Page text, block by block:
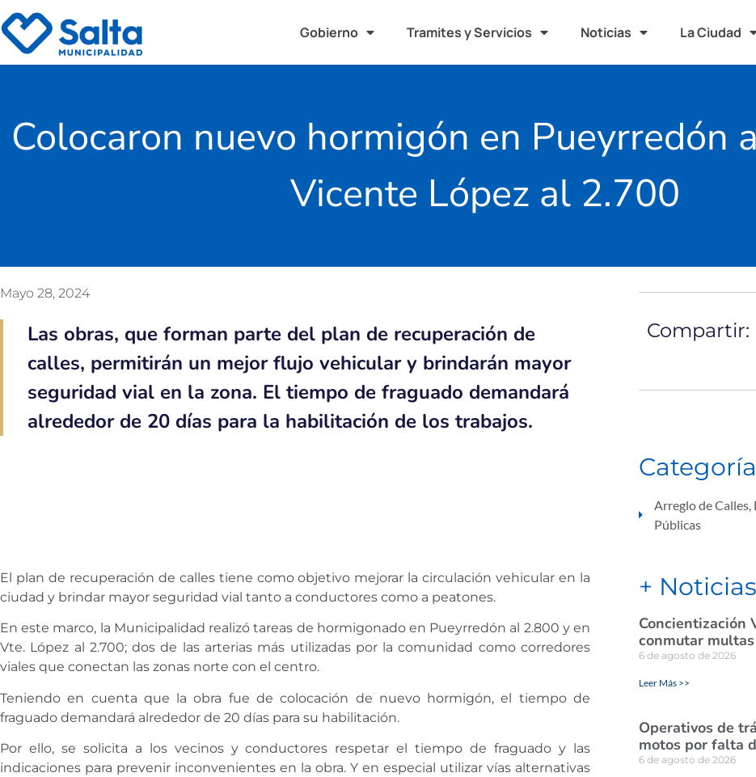
Gobierno Tramites y Servicios Noticias La Ciudad
Colocaron nuevo hormigón en Pueyrredón
Vicente López al 2.700
Mayo 28, 2024
Las obras, que forman parte del plan de recuperación de
calles, permitirán un mejor flujo vehicular y brindarán mayor
seguridad vial en la zona. El tiempo de fraguado demandará
alrededor de 20 días para la habilitación de los trabajos.
El plan de recuperación de calles tiene como objetivo mejorar la circulación vehicular en la
ciudad y brindar mayor seguridad vial tanto a conductores como a peatones.
En este marco, la Municipalidad realizó tareas de hormigonado en Pueyrredón al 2.800 y en
Vte. López al 2.700; dos de las arterias más utilizadas por la comunidad como corredores
viales que conectan las zonas norte con el centro.
Teniendo en cuenta que la obra fue de colocación de nuevo hormigón, el tiempo de
fraguado demandará alrededor de 20 días para su habilitación.
Por ello, se solicita a los vecinos y conductores respetar el tiempo de fraguado y las
indicaciones para prevenir inconvenientes en la obra. Y en especial utilizar vías alternativas
Compartir:
Arreglo de Calles,
Públicas
+ Noticias
Concientización
conmutar
6 de agosto de 2026
Leer Más >>
Operativos de
motos por falta
6 de agosto de 2026